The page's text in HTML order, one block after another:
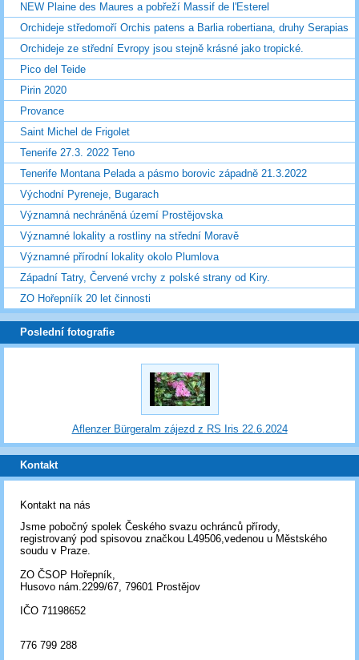
NEW Plaine des Maures a pobřeží Massif de l'Esterel
Orchideje středomoří Orchis patens a Barlia robertiana, druhy Serapias
Orchideje ze střední Evropy jsou stejně krásné jako tropické.
Pico del Teide
Pirin 2020
Provance
Saint Michel de Frigolet
Tenerife 27.3. 2022 Teno
Tenerife Montana Pelada a pásmo borovic západně 21.3.2022
Východní Pyreneje, Bugarach
Významná nechráněná území Prostějovska
Významné lokality a rostliny na střední Moravě
Významné přírodní lokality okolo Plumlova
Západní Tatry, Červené vrchy z polské strany od Kiry.
ZO Hořepníík 20 let činnosti
Poslední fotografie
Aflenzer Bürgeralm zájezd z RS Iris 22.6.2024
Kontakt
Kontakt na nás
Jsme pobočný spolek Českého svazu ochránců přírody,
registrovaný pod spisovou značkou L49506,vedenou u Městského
soudu v Praze.
ZO ČSOP Hořepník,
Husovo nám.2299/67, 79601 Prostějov
IČO 71198652
776 799 288